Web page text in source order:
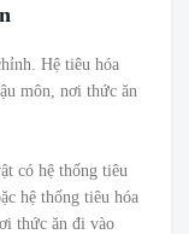
Hệ tiêu hóa
môn, nơi thức ăn
có hệ thống tiêu
hệ thống tiêu hóa
thức ăn đi vào